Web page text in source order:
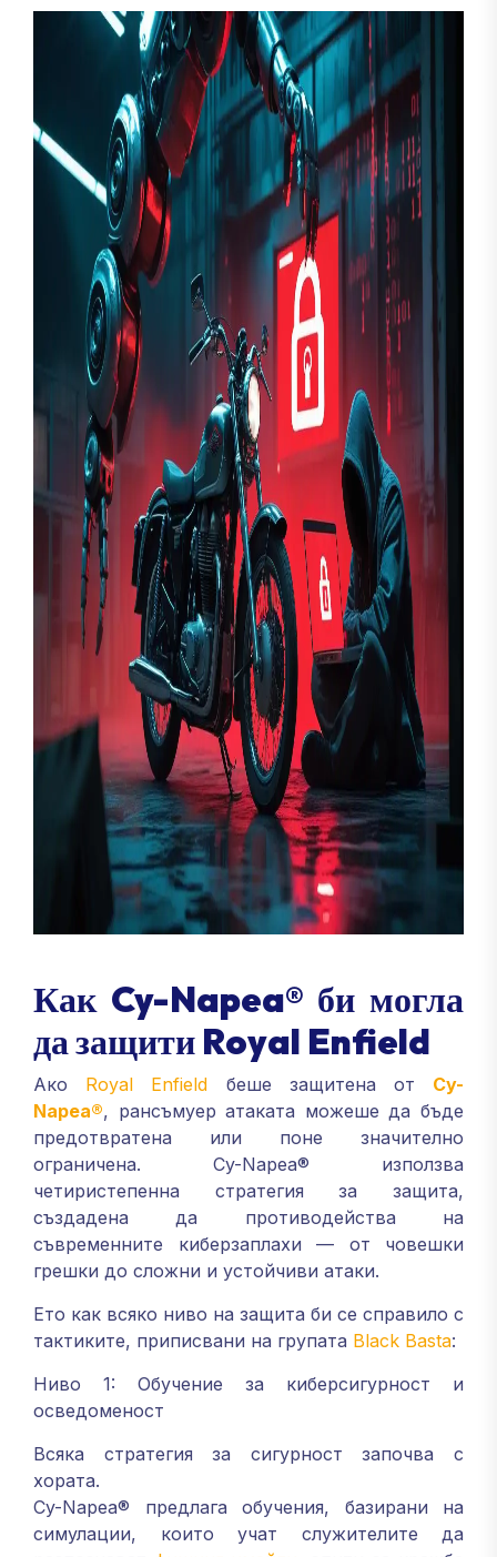
Как Cy-Napea® би могла
да защити Royal Enfield
Ако Royal Enfield беше защитена от Cy-
Napea®, рансъмуер атаката можеше да бъде
предотвратена или поне значително
ограничена. Cy-Napea® използва
четиристепенна стратегия за защита,
създадена да противодейства на
съвременните киберзаплахи — от човешки
грешки до сложни и устойчиви атаки.
Ето как всяко ниво на защита би се справило с
тактиките, приписвани на групата Black Basta:
Ниво 1: Обучение за киберсигурност и
осведоменост
Всяка стратегия за сигурност започва с
хората.
Cy-Napea® предлага обучения, базирани на
симулации, които учат служителите да